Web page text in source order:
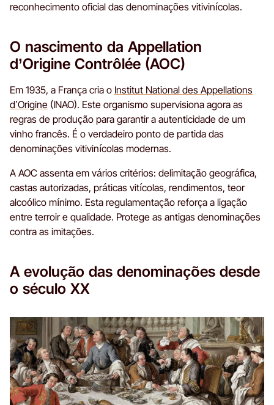
reconhecimento oficial das denominações vitivinícolas.
O nascimento da Appellation
d’Origine Contrôlée (AOC)
Em 1935, a França cria o Institut National des Appellations
d’Origine (INAO). Este organismo supervisiona agora as
regras de produção para garantir a autenticidade de um
vinho francês. É o verdadeiro ponto de partida das
denominações vitivinícolas modernas.
A AOC assenta em vários critérios: delimitação geográfica,
castas autorizadas, práticas vitícolas, rendimentos, teor
alcoólico mínimo. Esta regulamentação reforça a ligação
entre terroir e qualidade. Protege as antigas denominações
contra as imitações.
A evolução das denominações desde
o século XX